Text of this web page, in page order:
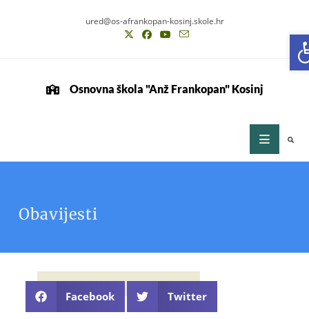
ured@os-afrankopan-kosinj.skole.hr
Osnovna škola "Anž Frankopan" Kosinj
Obavijesti
Facebook Twitter